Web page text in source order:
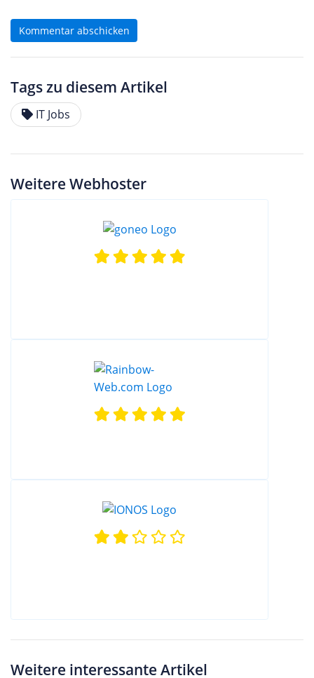
Kommentar abschicken
Tags zu diesem Artikel
IT Jobs
Weitere Webhoster
Weitere interessante Artikel